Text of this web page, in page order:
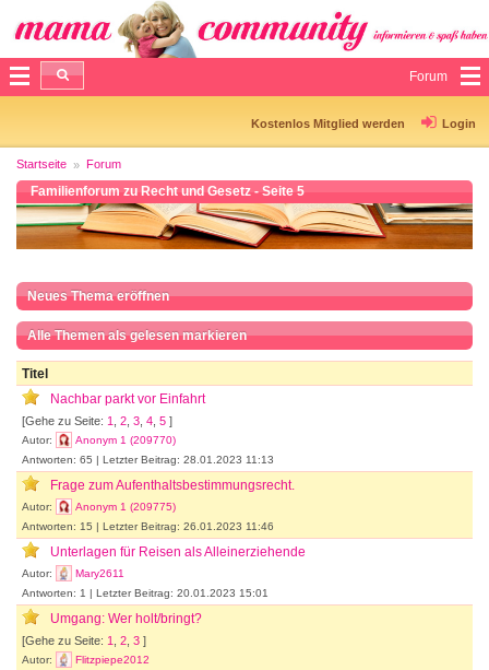
Forum
Kostenlos Mitglied werden Login
Startseite Forum
Familienforum zu Recht und Gesetz - Seite 5
Neues Thema eröffnen
Alle Themen als gelesen markieren
Titel
Nachbar parkt vor Einfahrt
[Gehe zu Seite: 1 2 3 4 5 ]
Autor:
Anonym 1 (209770)
Antworten: 65 | Letzter Beitrag: 28.01.2023 11:13
Frage zum Aufenthaltsbestimmungsrecht.
Autor:
Anonym 1 (209775)
Antworten: 15 | Letzter Beitrag: 26.01.2023 11:46
Unterlagen für Reisen als Alleinerziehende
Autor:
Mary2611
Antworten: 1 | Letzter Beitrag: 20.01.2023 15:01
Umgang: Wer holt/bringt?
[Gehe zu Seite: 1 2 3 ]
Autor:
Flitzpiepe2012